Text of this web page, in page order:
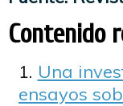
Contenido
Una
ensayos